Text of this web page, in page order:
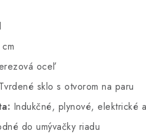
oceľ
Tvrdené sklo s otvorom na paru
Indukčné, plynové, elektrické
do umývačky riadu